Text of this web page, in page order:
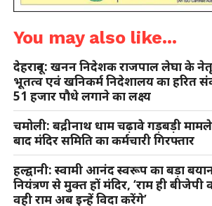
You may also like...
देहरादून: खनन निदेशक राजपाल लेघा के
भूतत्व एवं खनिकर्म निदेशालय का हरित
51 हजार पौधे लगाने का लक्ष्य
चमोली: बद्रीनाथ धाम चढ़ावे गड़बड़ी
बाद मंदिर समिति का कर्मचारी गिरफ्तार
हल्द्वानी: स्वामी आनंद स्वरूप का बड़ा
नियंत्रण से मुक्त हों मंदिर, ‘राम ही बीजेपी
वही राम अब इन्हें विदा करेंगे’